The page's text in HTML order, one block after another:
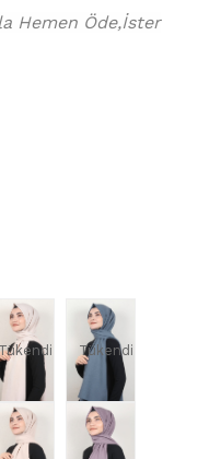
Hemen Öde,İster
Tükendi Tükendi